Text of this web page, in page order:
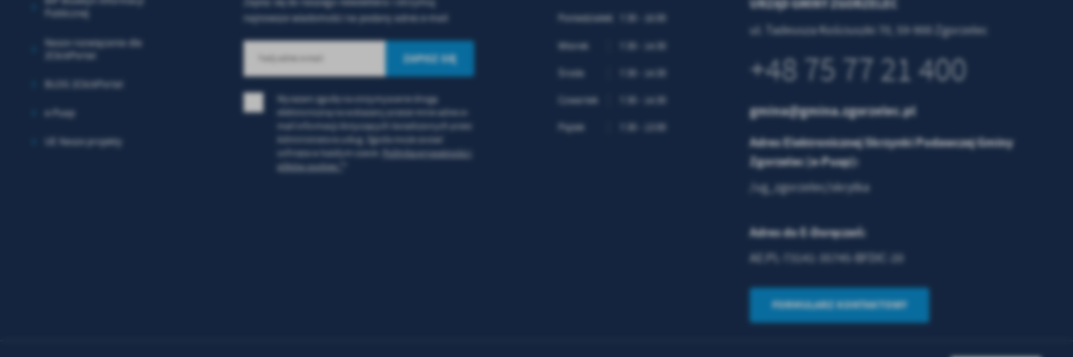
internetowej. Treści promocyjne mogą pojawić się na stronach podmiotów trzecich lub firm
będących naszymi partnerami oraz innych dostawców usług. Firmy te działają w charakterze
społecznościowych.
Publicznej
Nasze rozwiązania dla
2ClickPortal
BLOG 2ClickPortal
e-Puap
UE Nasze projekty
Zapisz się do naszego newslettera i otrzymuj
najnowsze wiadomości na podany adres e-mail
Wyrażam zgodę na otrzymywanie drogą
elektroniczną na wskazany przeze mnie adres e-
mail informacji dotyczących świadczonych przez
Administratora usług. Zgoda może zostać
cofnięta w każdym czasie.
Polityka prywatności i
plików cookies *
Poniedziałek
Wtorek 7:30 - 14:30
Środa 7:30 - 14:30
Czwartek 7:30 - 14:30
Piątek
URZĄD GMINY ZGORZELEC
ul. Tadeusza Kościuszki 70, 59-900 Zgorzelec
+48 75 77 21 400
gmina@gmina.zgorzelec.pl
Adres Elektronicznej Skrzynki Podawczej Gminy
Zgorzelec (e-Puap):
/ug_zgorzelec/skrytka
Adres do E-Doręczeń:
AE:PL-73141-35745-BFDIC-20
FORMULARZ KONTAKTOWY